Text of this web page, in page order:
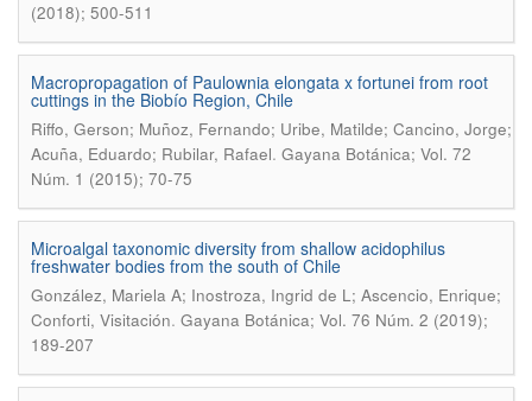
(2018); 500-511
Macropropagation of Paulownia elongata x fortunei from root
cuttings in the Biobío Region, Chile
Riffo, Gerson; Muñoz, Fernando; Uribe, Matilde; Cancino, Jorge;
Acuña, Eduardo; Rubilar, Rafael. Gayana Botánica; Vol. 72
Núm. 1 (2015); 70-75
Microalgal taxonomic diversity from shallow acidophilus
freshwater bodies from the south of Chile
González, Mariela A; Inostroza, Ingrid de L; Ascencio, Enrique;
Conforti, Visitación. Gayana Botánica; Vol. 76 Núm. 2 (2019);
189-207